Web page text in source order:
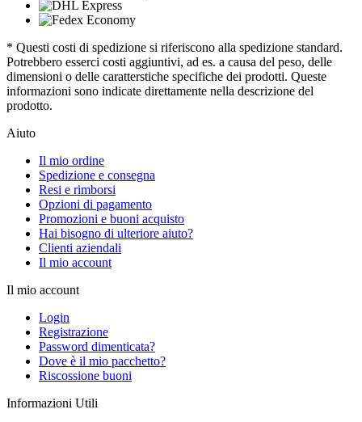
* Questi costi di spedizione si riferiscono alla spedizione standard.
Potrebbero esserci costi aggiuntivi, ad es. a causa del peso, delle
dimensioni o delle caratterstiche specifiche dei prodotti. Queste
informazioni sono indicate direttamente nella descrizione del
prodotto.
Aiuto
Il mio ordine
Spedizione e consegna
Resi e rimborsi
Opzioni di pagamento
Promozioni e buoni acquisto
Hai bisogno di ulteriore aiuto?
Clienti aziendali
Il mio account
Il mio account
Login
Registrazione
Password dimenticata?
Dove è il mio pacchetto?
Riscossione buoni
Informazioni Utili